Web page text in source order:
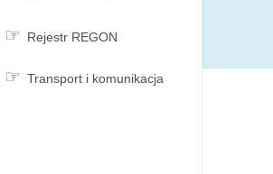
Rejestr REGON
Transport i komunikacja